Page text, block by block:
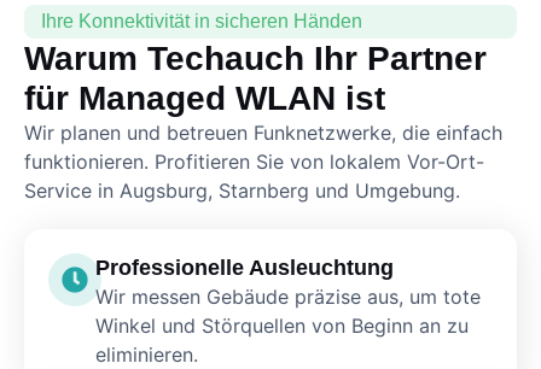
Ihre Konnektivität in sicheren Händen
Warum Techauch Ihr Partner
für Managed WLAN ist
Wir planen und betreuen Funknetzwerke, die einfach
funktionieren. Profitieren Sie von lokalem Vor-Ort-
Service in Augsburg, Starnberg und Umgebung.
Professionelle Ausleuchtung
Wir messen Gebäude präzise aus, um tote
Winkel und Störquellen von Beginn an zu
eliminieren.